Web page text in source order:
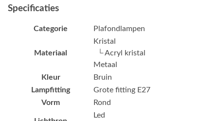
Specificaties
Categorie Plafondlampen
Materiaal
Kristal
└ Acryl kristal
Metaal
Kleur
Bruin
Lampfitting
Grote fitting E27
Vorm
Rond
Led